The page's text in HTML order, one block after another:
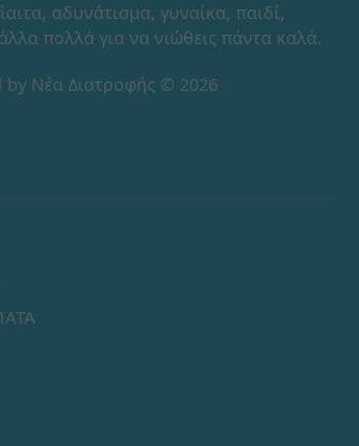
αδυνάτισμα, γυναίκα, παιδί,
πολλά για να νιώθεις πάντα καλά.
by Νέα Διατροφής © 2026